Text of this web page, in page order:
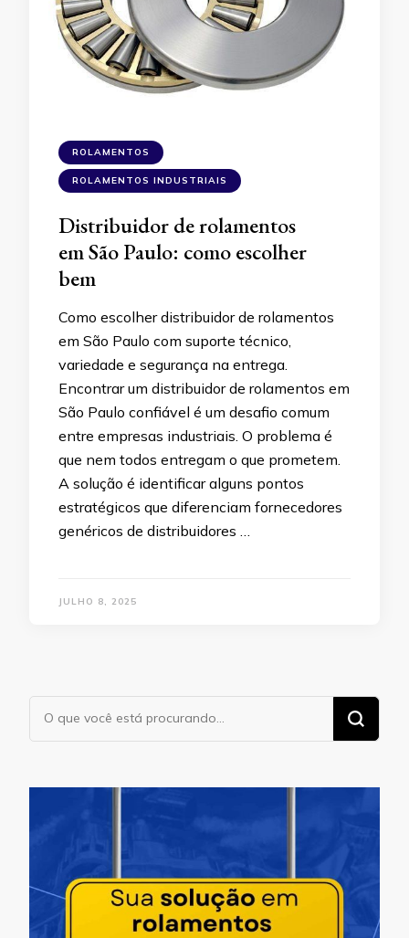
ROLAMENTOS
ROLAMENTOS INDUSTRIAIS
Distribuidor de rolamentos
em São Paulo: como escolher
bem
Como escolher distribuidor de rolamentos
em São Paulo com suporte técnico,
variedade e segurança na entrega.
Encontrar um distribuidor de rolamentos em
São Paulo confiável é um desafio comum
entre empresas industriais. O problema é
que nem todos entregam o que prometem.
A solução é identificar alguns pontos
estratégicos que diferenciam fornecedores
genéricos de distribuidores …
JULHO 8, 2025
Procurando
algo?